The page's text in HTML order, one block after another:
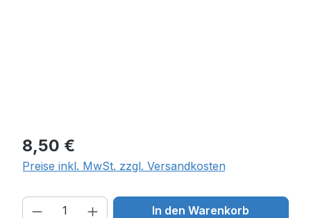
Regulärer Preis:
8,50 €
Preise inkl. MwSt. zzgl. Versandkosten
Produkt Anzahl: Gib den
In den Warenkorb